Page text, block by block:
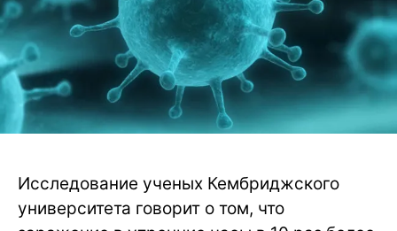
Исследование ученых Кембриджского
университета говорит о том, что